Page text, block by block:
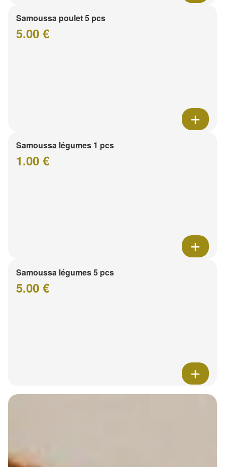
Samoussa poulet 5 pcs
5.00 €
Samoussa légumes 1 pcs
1.00 €
Samoussa légumes 5 pcs
5.00 €